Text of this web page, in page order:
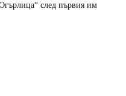
след първия им